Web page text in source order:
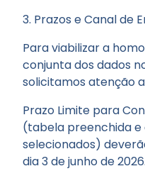
3. Prazos e Canal de
Para viabilizar a
conjunta dos dados
solicitamos atenção
Prazo Limite para
(tabela preenchida e
selecionados)
dia 3 de junho de 2026.